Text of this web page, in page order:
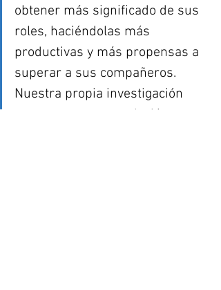
obtener más significado de sus
roles, haciéndolas más
productivas y más propensas a
superar a sus compañeros.
Nuestra propia investigación
encuentra una correlación